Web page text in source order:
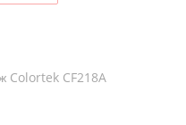
Colortek CF218A